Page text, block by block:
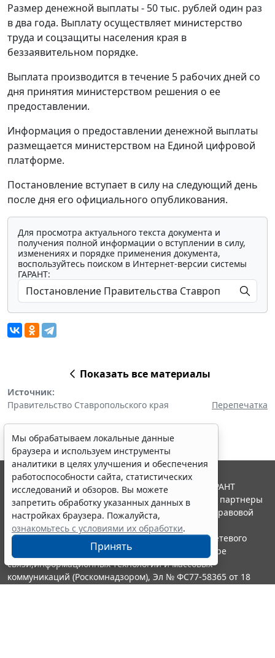
Размер денежной выплаты - 50 тыс. рублей один раз
в два года. Выплату осуществляет министерство
труда и соцзащиты населения края в
беззаявительном порядке.
Выплата производится в течение 5 рабочих дней со
дня принятия министерством решения о ее
предоставлении.
Информация о предоставлении денежной выплаты
размещается министерством на Единой цифровой
платформе.
Постановление вступает в силу на следующий день
после дня его официального опубликования.
Для просмотра актуального текста документа и
получения полной информации о вступлении в силу,
изменениях и порядке применения документа,
воспользуйтесь поиском в Интернет-версии системы
ГАРАНТ:
Показать все материалы
Источник:
Правительство Ставропольского края
Перепечатка
Мы обрабатываем локальные данные
браузера и используем инструменты
аналитики в целях улучшения и обеспечения
работоспособности сайта, статистических
исследований и обзоров. Вы можете
запретить обработку указанных данных в
настройках браузера. Пожалуйста,
ознакомьтесь с условиями их обработки.
Принять
© ООО "НПП "ГАРАНТ-СЕРВИС", 2026. Система ГАРАНТ
выпускается с 1990 года. Компания "Гарант" и ее партнеры
являются участниками Российской ассоциации правовой
информации ГАРАНТ.
Портал ГАРАНТ.РУ зарегистрирован в качестве сетевого
издания Федеральной службой по надзору в сфере
связи,информационных технологий и массовых
коммуникаций (Роскомнадзором), Эл № ФС77-58365 от 18